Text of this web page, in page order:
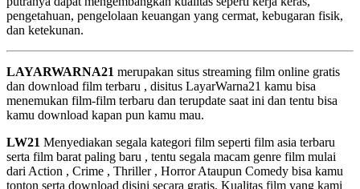
pengetahuan, pengelolaan keuangan yang cermat, kebugaran fisik,
dan ketekunan.
LAYARWARNA21 merupakan situs streaming film online gratis
dan download film terbaru , disitus LayarWarna21 kamu bisa
menemukan film-film terbaru dan terupdate saat ini dan tentu bisa
kamu download kapan pun kamu mau.
LW21 Menyediakan segala kategori film seperti film asia terbaru
serta film barat paling baru , tentu segala macam genre film mulai
dari Action , Crime , Thriller , Horror Ataupun Comedy bisa kamu
tonton serta download disini secara gratis. Kualitas film yang kami